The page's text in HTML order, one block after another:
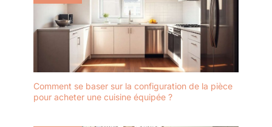
Comment se baser sur la configuration de la pièce
pour acheter une cuisine équipée ?